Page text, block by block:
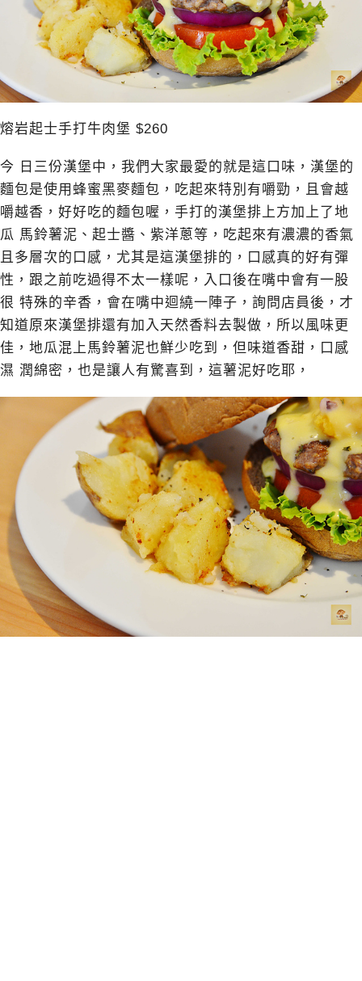
熔岩起士手打牛肉堡 $260
今 日三份漢堡中，我們大家最愛的就是這口味，漢堡的
麵包是使用蜂蜜黑麥麵包，吃起來特別有嚼勁，且會越
嚼越香，好好吃的麵包喔，手打的漢堡排上方加上了地
瓜 馬鈴薯泥、起士醬、紫洋蔥等，吃起來有濃濃的香氣
且多層次的口感，尤其是這漢堡排的，口感真的好有彈
性，跟之前吃過得不太一樣呢，入口後在嘴中會有一股
很 特殊的辛香，會在嘴中迴繞一陣子，詢問店員後，才
知道原來漢堡排還有加入天然香料去製做，所以風味更
佳，地瓜混上馬鈴薯泥也鮮少吃到，但味道香甜，口感
濕 潤綿密，也是讓人有驚喜到，這薯泥好吃耶，